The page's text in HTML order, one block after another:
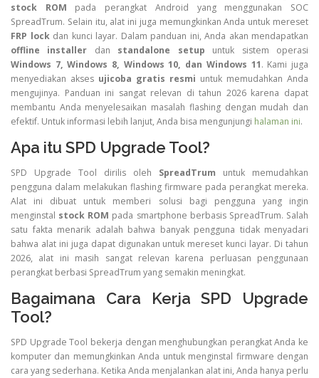
stock ROM pada perangkat Android yang menggunakan SOC
SpreadTrum. Selain itu, alat ini juga memungkinkan Anda untuk mereset
FRP lockdan kunci layar. Dalam panduan ini, Anda akan mendapatkan
offline installer dan standalone setup untuk sistem operasi
Windows 7, Windows 8, Windows 10, dan Windows 11. Kami juga
menyediakan akses ujicoba gratis resmi untuk memudahkan Anda
mengujinya. Panduan ini sangat relevan di tahun 2026 karena dapat
membantu Anda menyelesaikan masalah flashing dengan mudah dan
efektif. Untuk informasi lebih lanjut, Anda bisa mengunjungi halaman ini.
Apa itu SPD Upgrade Tool?
SPD Upgrade Tool dirilis oleh SpreadTrum untuk memudahkan
pengguna dalam melakukan flashing firmware pada perangkat mereka.
Alat ini dibuat untuk memberi solusi bagi pengguna yang ingin
menginstal stock ROM pada smartphone berbasis SpreadTrum. Salah
satu fakta menarik adalah bahwa banyak pengguna tidak menyadari
bahwa alat ini juga dapat digunakan untuk mereset kunci layar. Di tahun
2026, alat ini masih sangat relevan karena perluasan penggunaan
perangkat berbasi SpreadTrum yang semakin meningkat.
Bagaimana Cara Kerja SPD Upgrade
Tool?
SPD Upgrade Tool bekerja dengan menghubungkan perangkat Anda ke
komputer dan memungkinkan Anda untuk menginstal firmware dengan
cara yang sederhana. Ketika Anda menjalankan alat ini, Anda hanya perlu